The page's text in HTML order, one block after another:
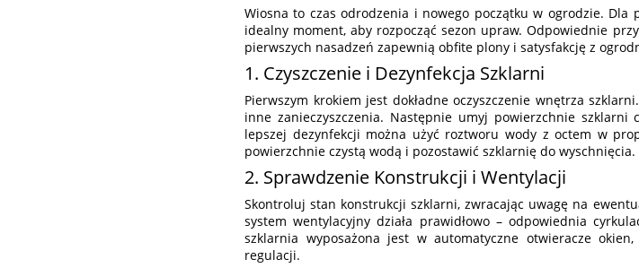
Wiosna to czas odrodzenia i nowego początku w ogrodzie.
idealny moment, aby rozpocząć sezon upraw. Odpowiednie
pierwszych nasadzeń zapewnią obfite plony i satysfakcję z
1. Czyszczenie i Dezynfekcja Szklarni
Pierwszym krokiem jest dokładne oczyszczenie wnętrza
inne zanieczyszczenia. Następnie umyj powierzchnie szklarni
lepszej dezynfekcji można użyć roztworu wody z octem w
powierzchnie czystą wodą i pozostawić szklarnię do wyschnięcia.
2. Sprawdzenie Konstrukcji i Wentylacji
Skontroluj stan konstrukcji szklarni, zwracając uwagę na
system wentylacyjny działa prawidłowo – odpowiednia
szklarnia wyposażona jest w automatyczne otwieracze
regulacji.